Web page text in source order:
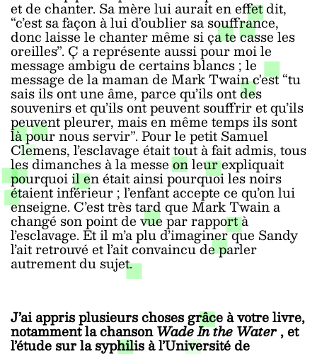
et de chanter. Sa mère lui aurait en effet dit,
“c’est sa façon à lui d’oublier sa souffrance,
donc laisse le chanter même si ça te casse les
oreilles”. Ç a représente aussi pour moi le
message ambigu de certains blancs ; le
message de la maman de Mark Twain c'est “tu
sais ils ont une âme, parce qu’ils ont des
souvenirs et qu’ils ont peuvent souffrir et qu’ils
peuvent pleurer, mais en même temps ils sont
là pour nous servir”. Pour le petit Samuel
Clemens, l’esclavage était tout à fait admis, tous
les dimanches à la messe on leur expliquait
pourquoi il en était ainsi pourquoi les noirs
étaient inférieur ; l’enfant accepte ce qu’on lui
enseigne. C’est très tard que Mark Twain a
changé son point de vue par rapport à
l’esclavage. Et il m’a plu d’imaginer que Sandy
l’ait retrouvé et l’ait convaincu de parler
autrement du sujet.
J’ai appris plusieurs choses grâce à votre livre,
notamment la chansonWade In the Water, et
l’étude sur la syphilis à l’Université de